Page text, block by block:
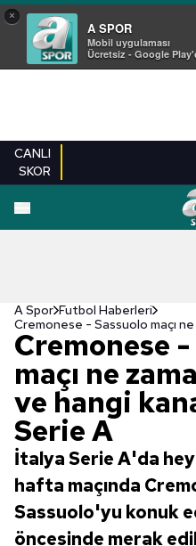
×
A SPOR
Mobil uygulaması
Ücretsiz - Google
CANLI
SKOR
A Spor Futbol Haberleri
Cremonese
maçı ne
ve hangi
Serie A
İtalya Serie A'da
hafta maçında
Sassuolo'yu konuk
öncesinde merak